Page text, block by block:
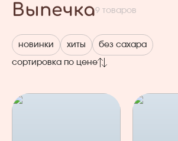
Выпечка9 товаров
новинки хиты без сахара
сортировка по цене